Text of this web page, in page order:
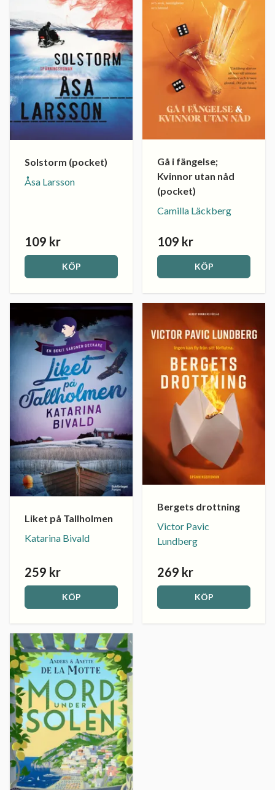
Solstorm (pocket)
Åsa Larsson
109 kr
KÖP
Gå i fängelse;
Kvinnor utan nåd
(pocket)
Camilla Läckberg
109 kr
KÖP
Liket på Tallholmen
Katarina Bivald
259 kr
KÖP
Bergets drottning
Victor Pavic
Lundberg
269 kr
KÖP